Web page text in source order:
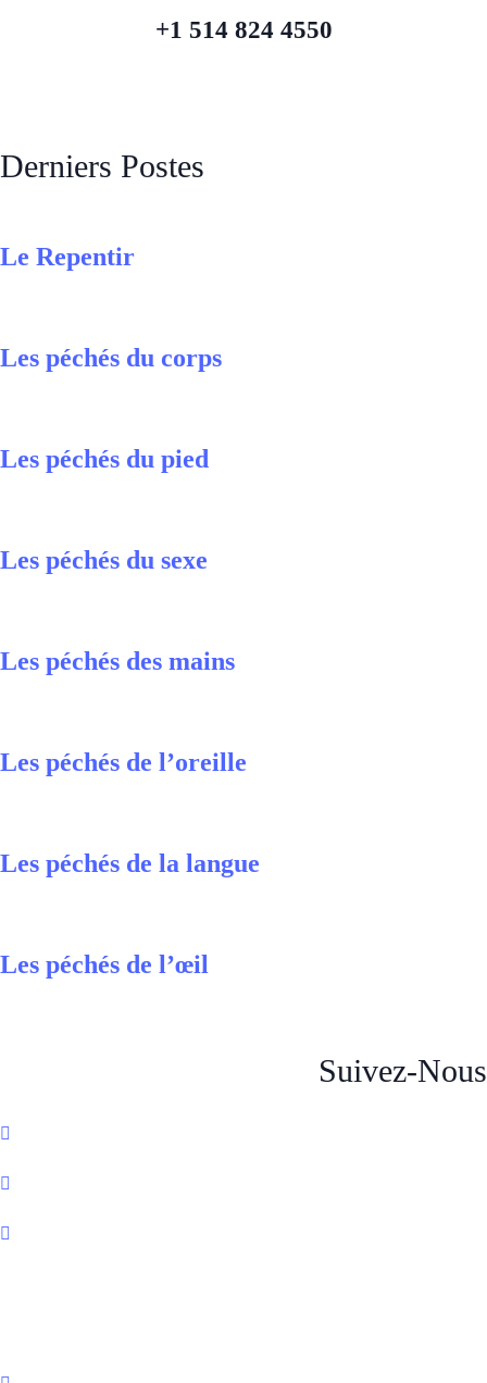
+1 514 824 4550
Derniers Postes
Le Repentir
Les péchés du corps
Les péchés du pied
Les péchés du sexe
Les péchés des mains
Les péchés de l’oreille
Les péchés de la langue
Les péchés de l’œil
Suivez-Nous